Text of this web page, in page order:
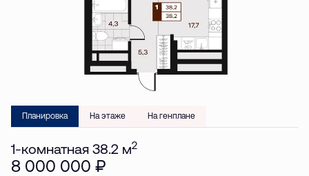
Планировка На этаже На генплане
1-комнатная 38.2 м2
8 000 000 ₽